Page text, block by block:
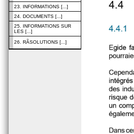
23. INFORMATIONS [...]
24. DOCUMENTS [...]
25. INFORMATIONS SUR
LES [...]
26. RÃSOLUTIONS [...]